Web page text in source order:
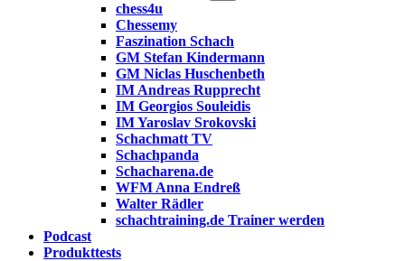
chess4u
Chessemy
Faszination Schach
GM Stefan Kindermann
GM Niclas Huschenbeth
IM Andreas Rupprecht
IM Georgios Souleidis
IM Yaroslav Srokovski
Schachmatt TV
Schachpanda
Schacharena.de
WFM Anna Endreß
Walter Rädler
schachtraining.de Trainer werden
Podcast
Produkttests